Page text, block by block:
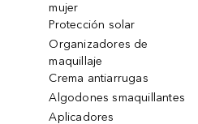
mujer
Protección solar
Organizadores de
maquillaje
Crema antiarrugas
Algodones smaquillantes
Aplicadores